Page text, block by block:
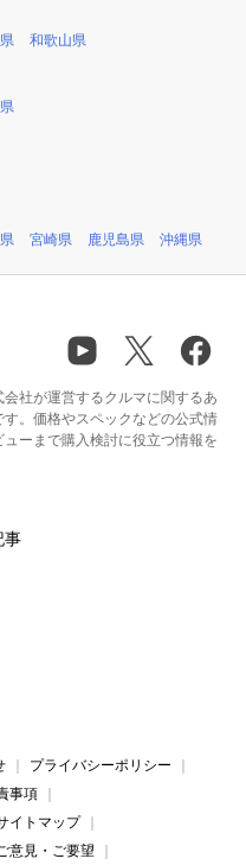
和歌山県
宮崎県 鹿児島県 沖縄県
社が運営するクルマに関するあ
。価格やスペックなどの公式情
ーまで購入検討に役立つ情報を
事
プライバシーポリシー
事項
イトマップ
意見・ご要望